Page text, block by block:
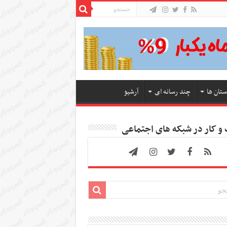
ها چند رسانه ای آرشیو
کار در شبکه های اجتماعی